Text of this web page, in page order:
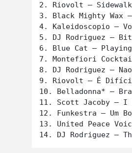
2. Riovolt – Sidewalk
3. Black Mighty Wax
4. Kaleidoscopio –
5. DJ Rodriguez –
6. Blue Cat – Playing
7. Montefiori
8. DJ Rodriguez –
9. Riovolt – É
10. Belladonna* –
11. Scott Jacoby – I
12. Funkestra – Um
13. United Peace